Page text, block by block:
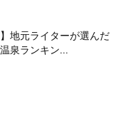
地元ライターが選んだ
泉ランキン...